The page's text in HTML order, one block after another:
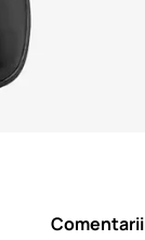
Comentarii